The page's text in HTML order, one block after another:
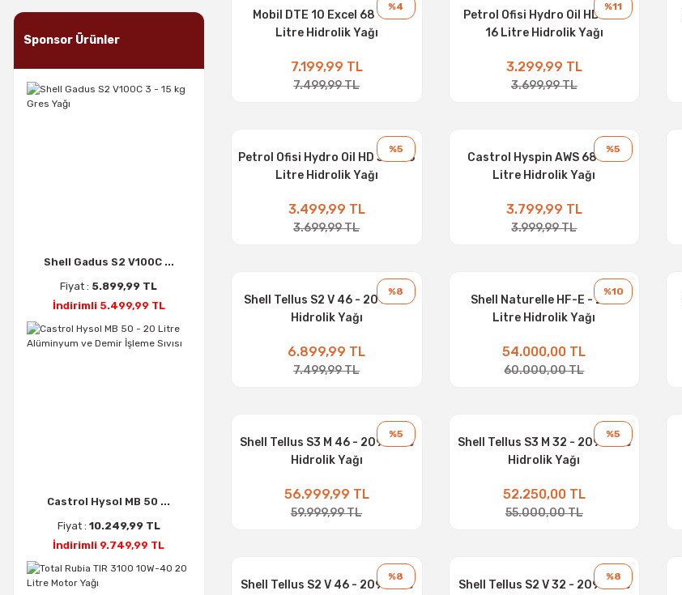
Sponsor Ürünler
Shell Gadus S2 V100C ...
Fiyat : 5.899,99 TL
İndirimli 5.499,99 TL
Castrol Hysol MB 50 ...
Fiyat : 10.249,99 TL
İndirimli 9.749,99 TL
%4
Mobil DTE 10 Excel 68 - 20
Litre Hidrolik Yağı
7.199,99 TL
7.499,99 TL
%11
Petrol Ofisi Hydro Oil HD 68 -
16 Litre Hidrolik Yağı
3.299,99 TL
3.699,99 TL
%5
Petrol Ofisi Hydro Oil HD 32 - 16
Litre Hidrolik Yağı
3.499,99 TL
3.699,99 TL
%5
Castrol Hyspin AWS 68 - 18
Litre Hidrolik Yağı
3.799,99 TL
3.999,99 TL
%8
Shell Tellus S2 V 46 - 20 Litre
Hidrolik Yağı
6.899,99 TL
7.499,99 TL
%10
Shell Naturelle HF-E - 205
Litre Hidrolik Yağı
54.000,00 TL
60.000,00 TL
%5
Shell Tellus S3 M 46 - 209 Litre
Hidrolik Yağı
56.999,99 TL
59.999,99 TL
%5
Shell Tellus S3 M 32 - 209 Litre
Hidrolik Yağı
52.250,00 TL
55.000,00 TL
%8
Shell Tellus S2 V 46 - 209 Litre
%8
Shell Tellus S2 V 32 - 209 Litre